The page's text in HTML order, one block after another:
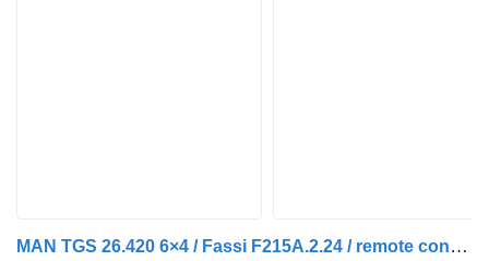
MAN TGS 26.420 6×4 / Fassi F215A.2.24 / remote control / Rotator / 1